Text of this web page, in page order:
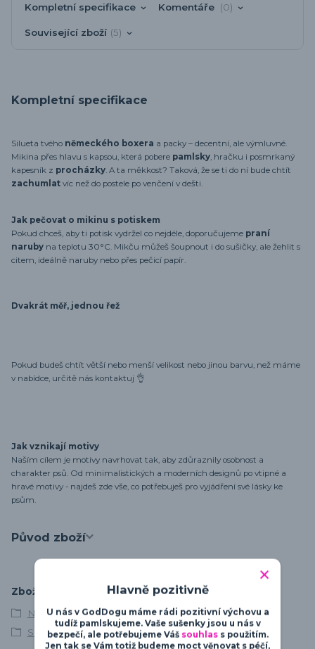
Kompletní specifikace Komentáře 0
Související zboží 5
Kompletní specifikace
Silueta tvého německého boxera a packy – decentní, ale výmluvné.
Mikina přes hlavu s kapsou, která pobere pamlsky, hračku i posmrkaný
kapesník z procházky. A ta měkkost? Taková, že se ti do ní bude chtít
zachumlat víc než do postele po venčení v dešti.
Jak pečovat o mikinu s potiskem
Pokud chceš, aby ti potisk vydržel co nejdéle, doporučujeme praní
naruby na teplotu 30°C. Mikču můžeš šoupnout i do sušičky, ale žehlit s
citem, ideálně naruby nebo přes pečicí papír.
Dvakrát měř, jednou řež
Pokud budeš chtít větší nebo menší velikost nebo jinou barvu, než máme
v nabídce, určitě nás kontaktuj 👌
Jak vznikají motivy
Naším cílem je motivy navrhovat tak, aby zdůraznily osobnost a
charakter psů. Od minimalistických a moderních designů po vtipné a
hravé motivy - najdeš zde vše, co potřebuješ pro vyjádření své lásky ke
psům.
Původ zboží
Zboží zařazeno v kategoriích
Německý boxer
Silueta
Hlavně pozitivně
U nás v GodDogu máme rádi pozitivní výchovu a
tudíž pamlskujeme. Vaše sušenky jsou u nás v
bezpečí, ale potřebujeme Váš souhlass použitím.
Jen tak se Vám totiž budeme moct věnovat s péčí,